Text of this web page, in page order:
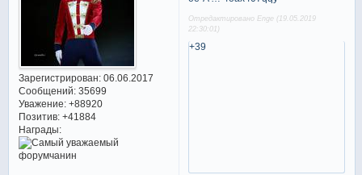
Зарегистрирован: 06.06.2017
Сообщений:35699
Уважение: +88920
Позитив: +41884
Награды:
Отредактировано Enge (19.05.2019
22:30:01)
+39